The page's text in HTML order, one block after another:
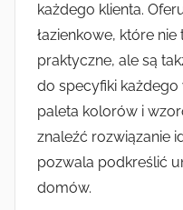
każdego klienta.
łazienkowe, które
praktyczne, ale są
do specyfiki każdego
paleta kolorów i
znaleźć rozwiązanie
pozwala podkreślić
domów.